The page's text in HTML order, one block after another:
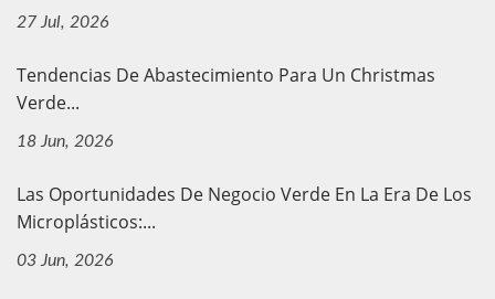
27 Jul, 2026
Tendencias De Abastecimiento Para Un Christmas
Verde...
18 Jun, 2026
Las Oportunidades De Negocio Verde En La Era De Los
Microplásticos:...
03 Jun, 2026